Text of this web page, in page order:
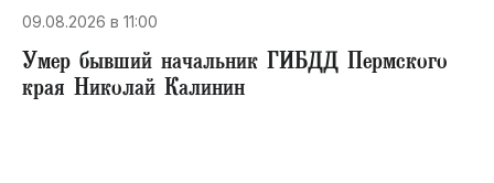
09.08.2026 в 11:00
Умер бывший начальник ГИБДД Пермского
края Николай Калинин